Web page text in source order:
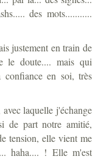
des mots...........
justement en train de
le doute.... mais qui
confiance en soi, très
laquelle j'échange
de part notre amitié,
tension, elle vient me
haha.... ! Elle m'est